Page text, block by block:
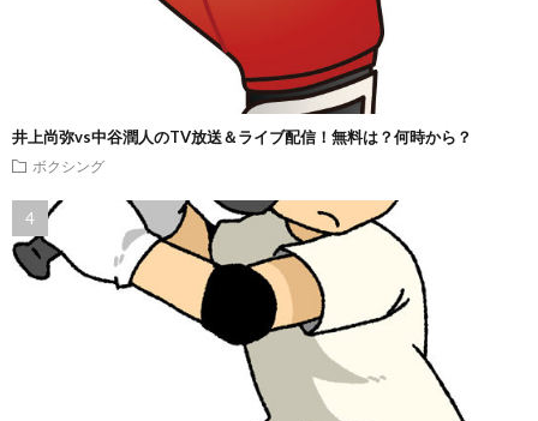
井上尚弥vs中谷潤人のTV放送＆ライブ配信！無料は？何時から？
ボクシング